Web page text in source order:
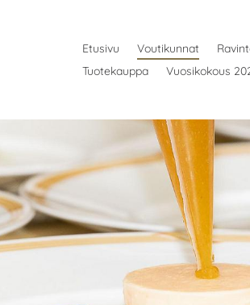
Etusivu Voutikunnat
Tuotekauppa
Vuosikokous